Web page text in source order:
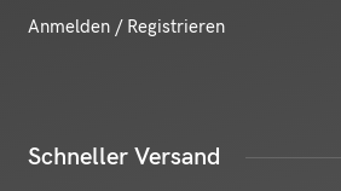
Anmelden / Registrieren
Schneller Versand